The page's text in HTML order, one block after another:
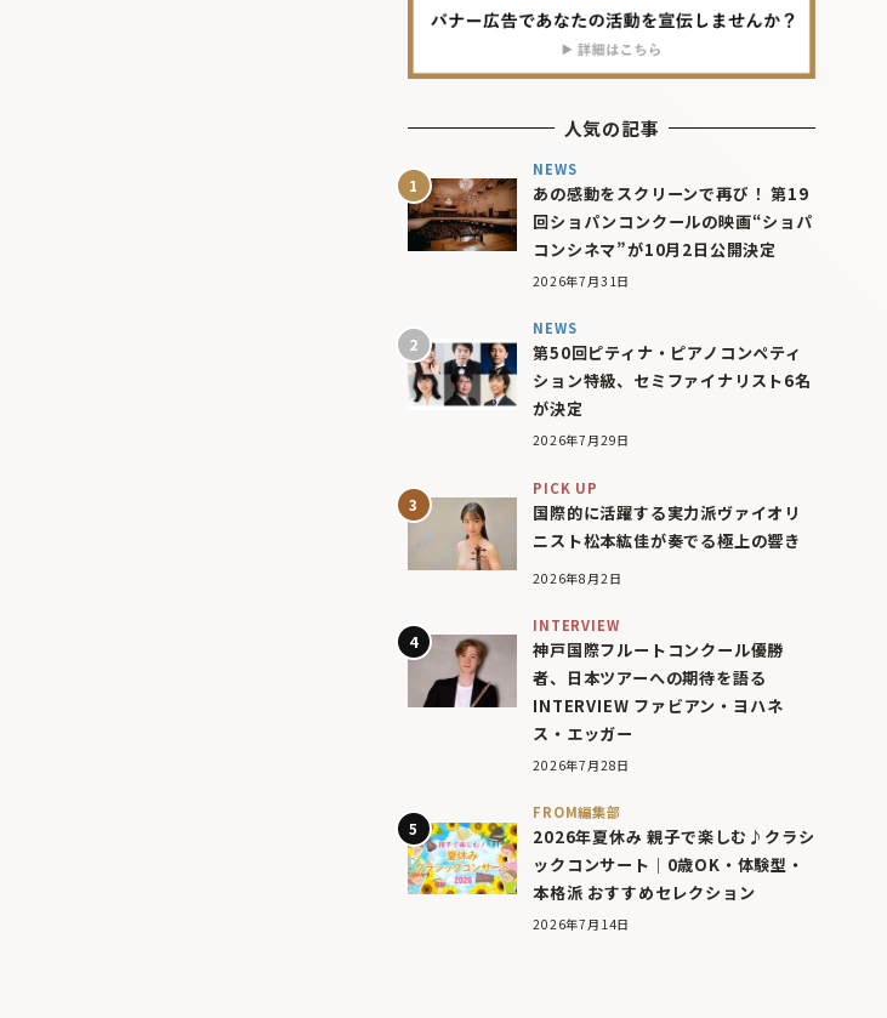
人気の記事
NEWS
あの感動をスクリーンで再び！ 第19
回ショパンコンクールの映画“ショパ
コンシネマ”が10月2日公開決定
2026年7月31日
NEWS
第50回ピティナ・ピアノコンペティ
ション特級、セミファイナリスト6名
が決定
2026年7月29日
PICK UP
国際的に活躍する実力派ヴァイオリ
ニスト松本紘佳が奏でる極上の響き
2026年8月2日
INTERVIEW
神戸国際フルートコンクール優勝
者、日本ツアーへの期待を語る
INTERVIEW ファビアン・ヨハネ
ス・エッガー
2026年7月28日
FROM編集部
2026年夏休み 親子で楽しむ♪クラシ
ックコンサート｜0歳OK・体験型・
本格派 おすすめセレクション
2026年7月14日